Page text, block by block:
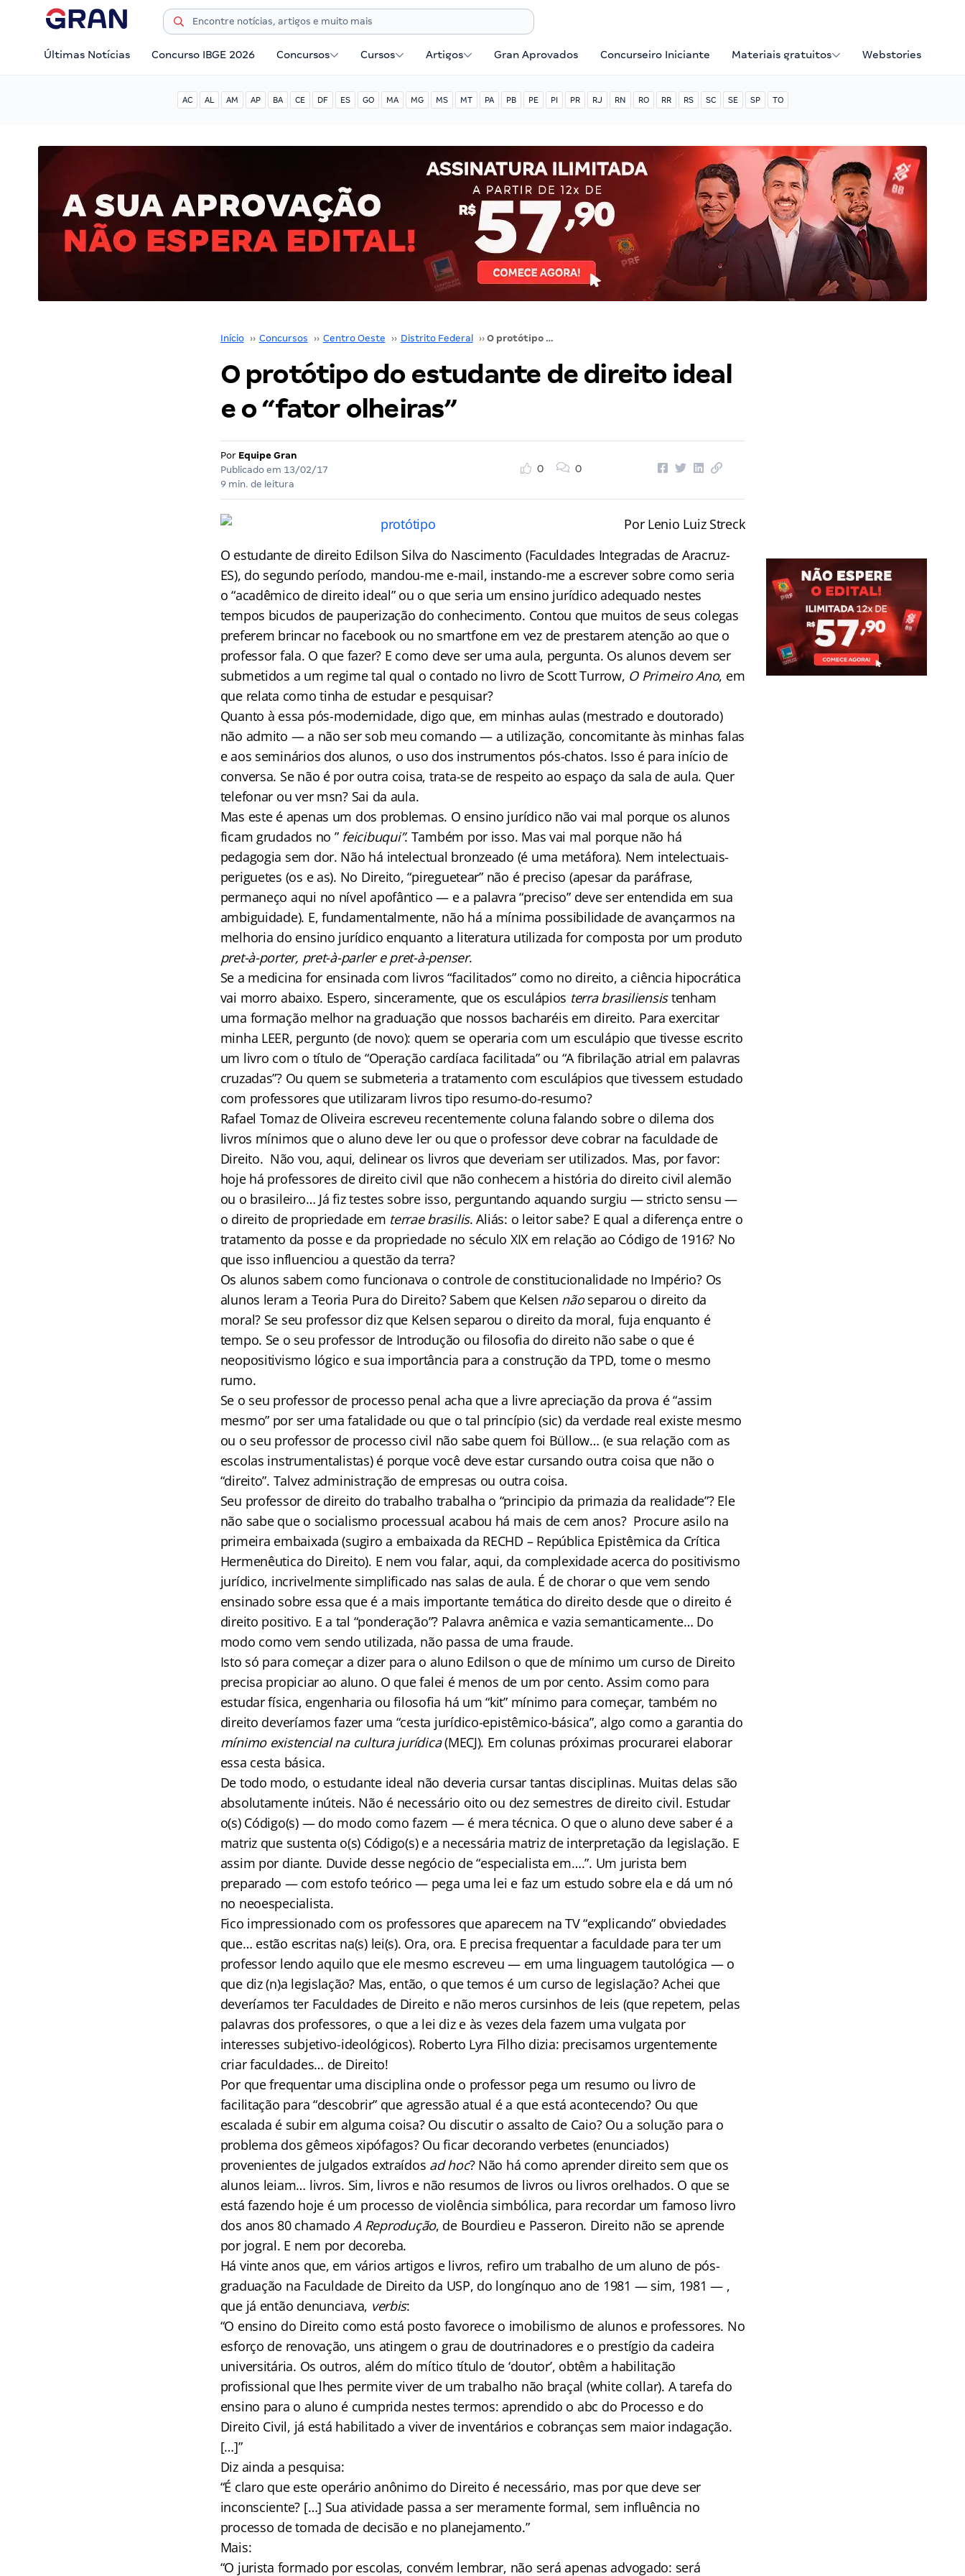
Últimas Notícias Concurso IBGE 2026 Concursos Cursos Artigos Gran Aprovados Concurseiro Iniciante Materiais gratuitos Webstories
AC AL AM AP BA CE DF ES GO MA MG MS MT PA PB PE PI PR RJ RN RO RR RS SC SE SP TO
Início ›› Concursos ›› Centro Oeste ›› Distrito Federal ›› O protótipo do estudante de direito ideal e o “fator olheiras”
O protótipo do estudante de direito ideal
e o “fator olheiras”
Por Equipe Gran
Publicado em 13/02/17
9 min. de leitura
0 0
Por Lenio Luiz Streck
O estudante de direito Edilson Silva do Nascimento (Faculdades Integradas de Aracruz-
ES), do segundo período, mandou-me e-mail, instando-me a escrever sobre como seria
o “acadêmico de direito ideal” ou o que seria um ensino jurídico adequado nestes
tempos bicudos de pauperização do conhecimento. Contou que muitos de seus colegas
preferem brincar no facebook ou no smartfone em vez de prestarem atenção ao que o
professor fala. O que fazer? E como deve ser uma aula, pergunta. Os alunos devem ser
submetidos a um regime tal qual o contado no livro de Scott Turrow, O Primeiro Ano, em
que relata como tinha de estudar e pesquisar?
Quanto à essa pós-modernidade, digo que, em minhas aulas (mestrado e doutorado)
não admito — a não ser sob meu comando — a utilização, concomitante às minhas falas
e aos seminários dos alunos, o uso dos instrumentos pós-chatos. Isso é para início de
conversa. Se não é por outra coisa, trata-se de respeito ao espaço da sala de aula. Quer
telefonar ou ver msn? Sai da aula.
Mas este é apenas um dos problemas. O ensino jurídico não vai mal porque os alunos
ficam grudados no ” feicibuqui”. Também por isso. Mas vai mal porque não há
pedagogia sem dor. Não há intelectual bronzeado (é uma metáfora). Nem intelectuais-
periguetes (os e as). No Direito, “pireguetear” não é preciso (apesar da paráfrase,
permaneço aqui no nível apofântico — e a palavra “preciso” deve ser entendida em sua
ambiguidade). E, fundamentalmente, não há a mínima possibilidade de avançarmos na
melhoria do ensino jurídico enquanto a literatura utilizada for composta por um produto
pret-à-porter, pret-à-parler e pret-à-penser.
Se a medicina for ensinada com livros “facilitados” como no direito, a ciência hipocrática
vai morro abaixo. Espero, sinceramente, que os esculápios terra brasiliensistenham
uma formação melhor na graduação que nossos bacharéis em direito. Para exercitar
minha LEER, pergunto (de novo): quem se operaria com um esculápio que tivesse escrito
um livro com o título de “Operação cardíaca facilitada” ou “A fibrilação atrial em palavras
cruzadas”? Ou quem se submeteria a tratamento com esculápios que tivessem estudado
com professores que utilizaram livros tipo resumo-do-resumo?
Rafael Tomaz de Oliveira escreveu recentemente coluna falando sobre o dilema dos
livros mínimos que o aluno deve ler ou que o professor deve cobrar na faculdade de
Direito. Não vou, aqui, delinear os livros que deveriam ser utilizados. Mas, por favor:
hoje há professores de direito civil que não conhecem a história do direito civil alemão
ou o brasileiro… Já fiz testes sobre isso, perguntando aquando surgiu — stricto sensu —
o direito de propriedade em terrae brasilis. Aliás: o leitor sabe? E qual a diferença entre o
tratamento da posse e da propriedade no século XIX em relação ao Código de 1916? No
que isso influenciou a questão da terra?
Os alunos sabem como funcionava o controle de constitucionalidade no Império? Os
alunos leram a Teoria Pura do Direito? Sabem que Kelsen nãoseparou o direito da
moral? Se seu professor diz que Kelsen separou o direito da moral, fuja enquanto é
tempo. Se o seu professor de Introdução ou filosofia do direito não sabe o que é
neopositivismo lógico e sua importância para a construção da TPD, tome o mesmo
rumo.
Se o seu professor de processo penal acha que a livre apreciação da prova é “assim
mesmo” por ser uma fatalidade ou que o tal princípio (sic) da verdade real existe mesmo
ou o seu professor de processo civil não sabe quem foi Büllow… (e sua relação com as
escolas instrumentalistas) é porque você deve estar cursando outra coisa que não o
“direito”. Talvez administração de empresas ou outra coisa.
Seu professor de direito do trabalho trabalha o “principio da primazia da realidade”? Ele
não sabe que o socialismo processual acabou há mais de cem anos? Procure asilo na
primeira embaixada (sugiro a embaixada da RECHD – República Epistêmica da Crítica
Hermenêutica do Direito). E nem vou falar, aqui, da complexidade acerca do positivismo
jurídico, incrivelmente simplificado nas salas de aula. É de chorar o que vem sendo
ensinado sobre essa que é a mais importante temática do direito desde que o direito é
direito positivo. E a tal “ponderação”? Palavra anêmica e vazia semanticamente… Do
modo como vem sendo utilizada, não passa de uma fraude.
Isto só para começar a dizer para o aluno Edilson o que de mínimo um curso de Direito
precisa propiciar ao aluno. O que falei é menos de um por cento. Assim como para
estudar física, engenharia ou filosofia há um “kit” mínimo para começar, também no
direito deveríamos fazer uma “cesta jurídico-epistêmico-básica”, algo como a garantia do
mínimo existencial na cultura jurídica(MECJ). Em colunas próximas procurarei elaborar
essa cesta básica.
De todo modo, o estudante ideal não deveria cursar tantas disciplinas. Muitas delas são
absolutamente inúteis. Não é necessário oito ou dez semestres de direito civil. Estudar
o(s) Código(s) — do modo como fazem — é mera técnica. O que o aluno deve saber é a
matriz que sustenta o(s) Código(s) e a necessária matriz de interpretação da legislação. E
assim por diante. Duvide desse negócio de “especialista em….”. Um jurista bem
preparado — com estofo teórico — pega uma lei e faz um estudo sobre ela e dá um nó
no neoespecialista.
Fico impressionado com os professores que aparecem na TV “explicando” obviedades
que… estão escritas na(s) lei(s). Ora, ora. E precisa frequentar a faculdade para ter um
professor lendo aquilo que ele mesmo escreveu — em uma linguagem tautológica — o
que diz (n)a legislação? Mas, então, o que temos é um curso de legislação? Achei que
deveríamos ter Faculdades de Direito e não meros cursinhos de leis (que repetem, pelas
palavras dos professores, o que a lei diz e às vezes dela fazem uma vulgata por
interesses subjetivo-ideológicos). Roberto Lyra Filho dizia: precisamos urgentemente
criar faculdades… de Direito!
Por que frequentar uma disciplina onde o professor pega um resumo ou livro de
facilitação para “descobrir” que agressão atual é a que está acontecendo? Ou que
escalada é subir em alguma coisa? Ou discutir o assalto de Caio? Ou a solução para o
problema dos gêmeos xipófagos? Ou ficar decorando verbetes (enunciados)
provenientes de julgados extraídos ad hoc? Não há como aprender direito sem que os
alunos leiam… livros. Sim, livros e não resumos de livros ou livros orelhados. O que se
está fazendo hoje é um processo de violência simbólica, para recordar um famoso livro
dos anos 80 chamadoA Reprodução, de Bourdieu e Passeron. Direito não se aprende
por jogral. E nem por decoreba.
Há vinte anos que, em vários artigos e livros, refiro um trabalho de um aluno de pós-
graduação na Faculdade de Direito da USP, do longínquo ano de 1981 — sim, 1981 — ,
que já então denunciava, verbis:
“O ensino do Direito como está posto favorece o imobilismo de alunos e professores. No
esforço de renovação, uns atingem o grau de doutrinadores e o prestígio da cadeira
universitária. Os outros, além do mítico título de ‘doutor’, obtêm a habilitação
profissional que lhes permite viver de um trabalho não braçal (white collar). A tarefa do
ensino para o aluno é cumprida nestes termos: aprendido o abc do Processo e do
Direito Civil, já está habilitado a viver de inventários e cobranças sem maior indagação.
[…]”
Diz ainda a pesquisa:
“É claro que este operário anônimo do Direito é necessário, mas por que deve ser
inconsciente? […] Sua atividade passa a ser meramente formal, sem influência no
processo de tomada de decisão e no planejamento.”
Mais:
“O jurista formado por escolas, convém lembrar, não será apenas advogado: será